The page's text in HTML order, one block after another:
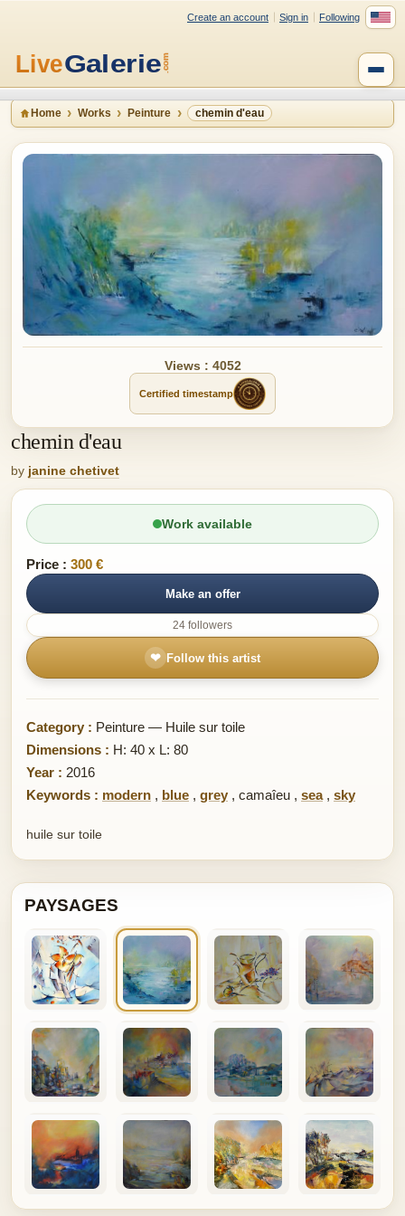
Create an account Sign in Following
Home Works Peinture chemin d'eau
Views : 4052
Certified timestamp
chemin d'eau
by janine chetivet
Work available
Price : 300 €
Make an offer
24 followers
❤ Follow this artist
Category : Peinture — Huile sur toile
Dimensions : H: 40 x L: 80
Year : 2016
Keywords : modern , blue , grey , camaîeu , sea, sky
huile sur toile
PAYSAGES